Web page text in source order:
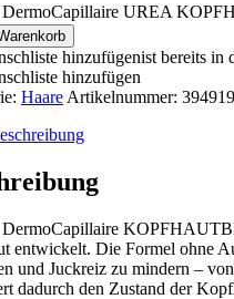
DermoCapillaire UREA
hinzufügenist bereits in
hinzufügen
Haare Artikelnummer:
DermoCapillaire
entwickelt. Die Formel ohne
und Juckreiz zu mindern –
dadurch den Zustand der